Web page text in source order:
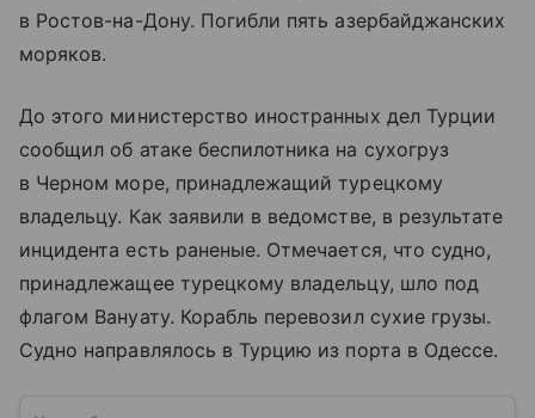
в Ростов-на-Дону. Погибли пять азербайджанских
моряков.
До этого министерство иностранных дел Турции
сообщил об атаке беспилотника на сухогруз
в Черном море, принадлежащий турецкому
владельцу. Как заявили в ведомстве, в результате
инцидента есть раненые. Отмечается, что судно,
принадлежащее турецкому владельцу, шло под
флагом Вануату. Корабль перевозил сухие грузы.
Судно направлялось в Турцию из порта в Одессе.